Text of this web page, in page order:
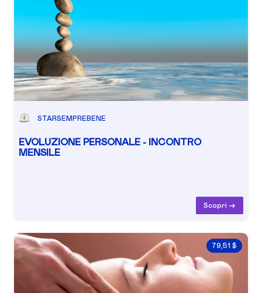
STARSEMPREBENE
EVOLUZIONE PERSONALE - INCONTRO
MENSILE
Scopri ->
79,51 $